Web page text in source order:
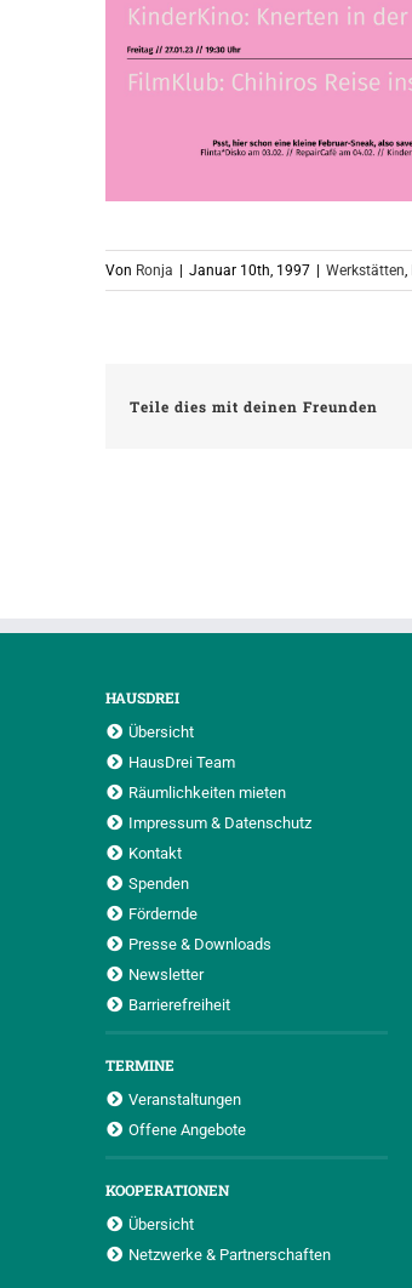
Von Ronja Januar 10th, 1997 Werkstätten,
Teile dies mit deinen Freunden
HAUSDREI
Übersicht
HausDrei Team
Räumlichkeiten mieten
Impressum & Datenschutz
Kontakt
Spenden
Fördernde
Presse & Downloads
Newsletter
Barrierefreiheit
TERMINE
Veranstaltungen
Offene Angebote
KOOPERATIONEN
Übersicht
Netzwerke & Partnerschaften